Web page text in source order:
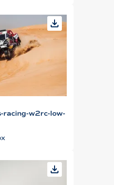
racing-w2rc-low-